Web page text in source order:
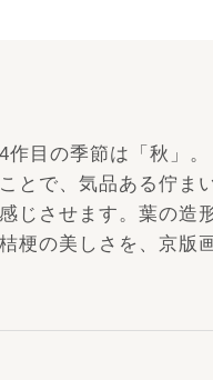
目の季節は「秋」。
とで、気品ある佇
じさせます。葉の
梗の美しさを、京版